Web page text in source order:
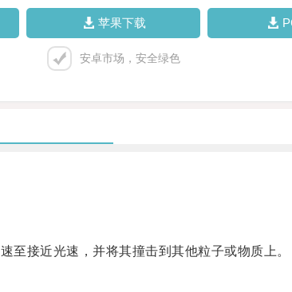
苹果下载
安卓市场，安全绿色
接近光速，并将其撞击到其他粒子或物质上。